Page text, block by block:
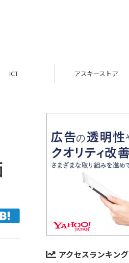
ICT アスキーストア
アクセスランキング